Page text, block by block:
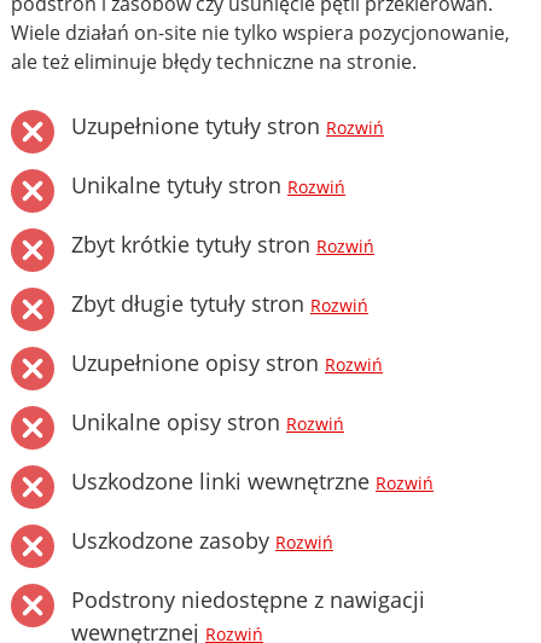
Wiele działań on-site nie tylko wspiera pozycjonowanie,
ale też eliminuje błędy techniczne na stronie.
Uzupełnione tytuły stron Rozwiń
Unikalne tytuły stron Rozwiń
Zbyt krótkie tytuły stron Rozwiń
Zbyt długie tytuły stron Rozwiń
Uzupełnione opisy stron Rozwiń
Unikalne opisy stron Rozwiń
Uszkodzone linki wewnętrzne Rozwiń
Uszkodzone zasoby Rozwiń
Podstrony niedostępne z nawigacji
wewnętrznej Rozwiń